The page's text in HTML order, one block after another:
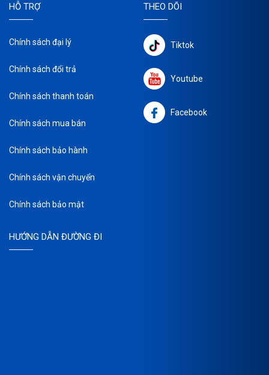
HỖ TRỢ
Chính sách đại lý
Chính sách đổi trả
Chính sách thanh toán
Chính sách mua bán
Chính sách bảo hành
Chính sách vận chuyển
Chính sách bảo mật
THEO DÕI
Tiktok
Youtube
Facebook
HƯỚNG DẪN ĐƯỜNG ĐI